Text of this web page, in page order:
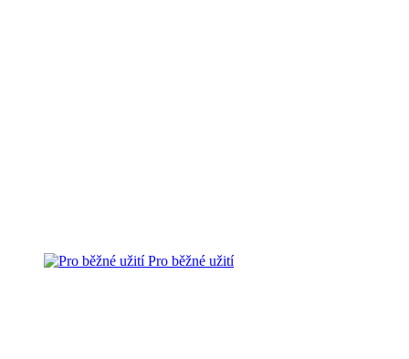
Pro běžné užití